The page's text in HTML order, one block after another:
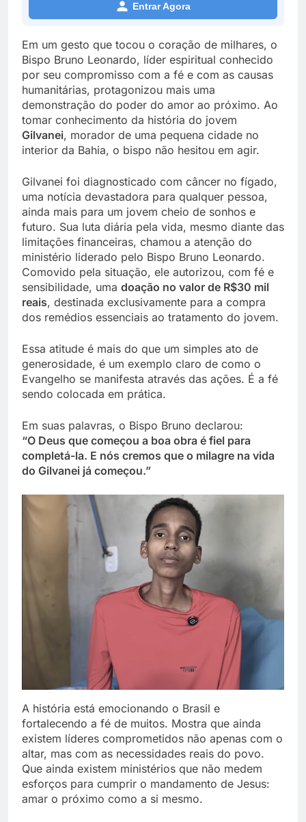
Entrar Agora
Em um gesto que tocou o coração de milhares, o
Bispo Bruno Leonardo, líder espiritual conhecido
por seu compromisso com a fé e com as causas
humanitárias, protagonizou mais uma
demonstração do poder do amor ao próximo. Ao
tomar conhecimento da história do jovem
Gilvanei, morador de uma pequena cidade no
interior da Bahia, o bispo não hesitou em agir.
Gilvanei foi diagnosticado com câncer no fígado,
uma notícia devastadora para qualquer pessoa,
ainda mais para um jovem cheio de sonhos e
futuro. Sua luta diária pela vida, mesmo diante das
limitações financeiras, chamou a atenção do
ministério liderado pelo Bispo Bruno Leonardo.
Comovido pela situação, ele autorizou, com fé e
sensibilidade, uma doação no valor de R$30 mil
reais, destinada exclusivamente para a compra
dos remédios essenciais ao tratamento do jovem.
Essa atitude é mais do que um simples ato de
generosidade, é um exemplo claro de como o
Evangelho se manifesta através das ações. É a fé
sendo colocada em prática.
Em suas palavras, o Bispo Bruno declarou:
“O Deus que começou a boa obra é fiel para
completá-la. E nós cremos que o milagre na vida
do Gilvanei já começou.”
A história está emocionando o Brasil e
fortalecendo a fé de muitos. Mostra que ainda
existem líderes comprometidos não apenas com o
altar, mas com as necessidades reais do povo.
Que ainda existem ministérios que não medem
esforços para cumprir o mandamento de Jesus:
amar o próximo como a si mesmo.